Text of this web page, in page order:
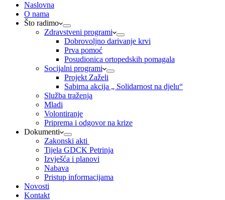
Naslovna
O nama
Što radimo
Zdravstveni programi
Dobrovoljno darivanje krvi
Prva pomoć
Posudionica ortopedskih pomagala
Socijalni programi
Projekt Zaželi
Sabirna akcija „ Solidarnost na djelu“
Služba traženja
Mladi
Volontiranje
Priprema i odgovor na krize
Dokumenti
Zakonski akti
Tijela GDCK Petrinja
Izvješća i planovi
Nabava
Pristup informacijama
Novosti
Kontakt